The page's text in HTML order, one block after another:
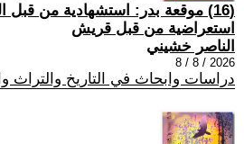
(16) موقعة بدر: استشهادية من قبل
استعراضية من قبل قريش
الناصر خشيني
2026 / 8 / 8
دراسات وابحاث في التاريخ والتراث